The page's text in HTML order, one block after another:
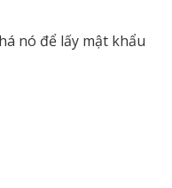
nó để lấy mật khẩu